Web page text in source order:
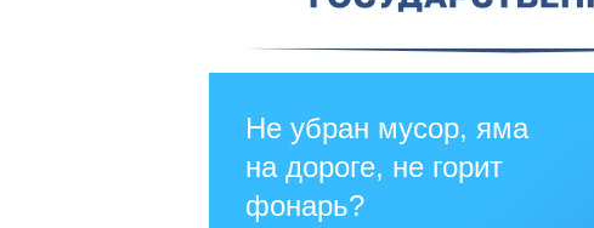
Не убран мусор, яма
на дороге, не горит
фонарь?